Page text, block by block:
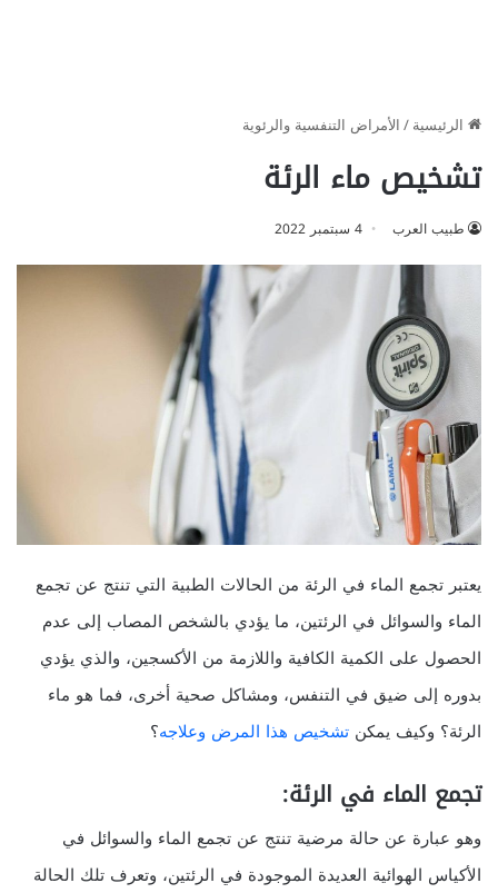
الرئيسية/الأمراض التنفسية والرئوية
تشخيص ماء الرئة
طبيب العرب 4 سبتمبر 2022
يعتبر تجمع الماء في الرئة من الحالات الطبية التي تنتج عن تجمع
الماء والسوائل في الرئتين، ما يؤدي بالشخص المصاب إلى عدم
الحصول على الكمية الكافية واللازمة من الأكسجين، والذي يؤدي
بدوره إلى ضيق في التنفس، ومشاكل صحية أخرى، فما هو ماء
الرئة؟ وكيف يمكن تشخيص هذا المرض وعلاجه؟
تجمع الماء في الرئة:
وهو عبارة عن حالة مرضية تنتج عن تجمع الماء والسوائل في
الأكياس الهوائية العديدة الموجودة في الرئتين، وتعرف تلك الحالة